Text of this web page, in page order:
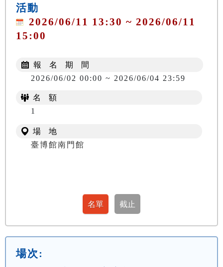
活動
2026/06/11 13:30 ~ 2026/06/11
15:00
報 名 期 間
2026/06/02 00:00 ~ 2026/06/04 23:59
名 額
1
場 地
臺博館南門館
場次: